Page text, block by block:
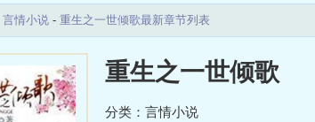
言情小说 - 重生之一世倾歌最新章节列表
重生之一世倾歌
分类：言情小说